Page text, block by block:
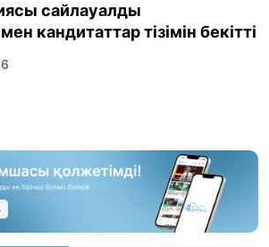
сайлауалды
кандитаттар тізімін бекітті